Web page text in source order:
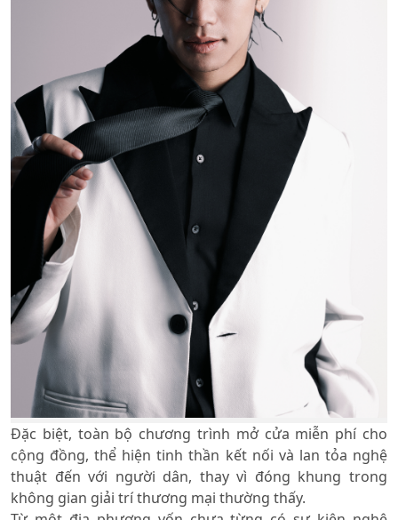
Đặc biệt, toàn bộ chương trình mở cửa miễn phí cho
cộng đồng, thể hiện tinh thần kết nối và lan tỏa nghệ
thuật đến với người dân, thay vì đóng khung trong
không gian giải trí thương mại thường thấy.